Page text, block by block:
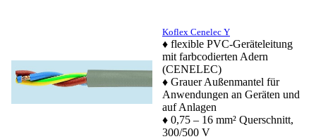
Koflex Cenelec Y
♦ flexible PVC-Geräteleitung
mit farbcodierten Adern
(CENELEC)
♦ Grauer Außenmantel für
Anwendungen an Geräten und
auf Anlagen
♦ 0,75 – 16 mm² Querschnitt,
300/500 V